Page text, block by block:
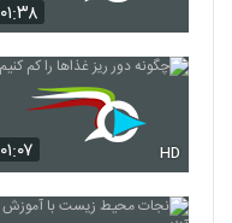
۰۱:۳۸
۰۱:۰۷ HD